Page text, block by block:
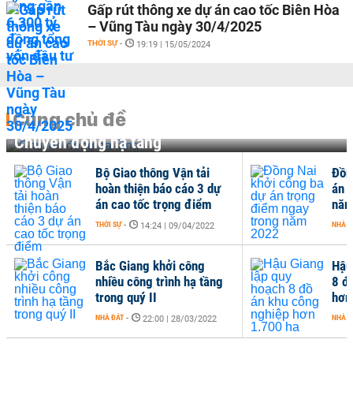
Gấp rút thông xe dự án cao tốc Biên Hòa
– Vũng Tàu ngày 30/4/2025
THỜI SỰ - 19:19 | 15/05/2024
Cùng chủ đề
Chuyển động hạ tầng
8
NHÀ
Bộ Giao thông Vận tải
hoàn thiện báo cáo 3 dự
án cao tốc trọng điểm
THỜI SỰ - 14:24 | 09/04/2022
Bắc Giang khởi công
nhiều công trình hạ tầng
trong quý II
NHÀ ĐẤT - 22:00 | 28/03/2022
án
NHÀ